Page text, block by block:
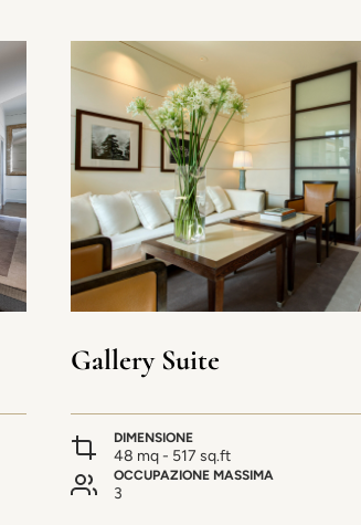
Gallery Suite
DIMENSIONE
48 mq - 517 sq.ft
OCCUPAZIONE MASSIMA
3